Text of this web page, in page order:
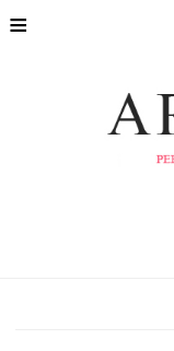
≡